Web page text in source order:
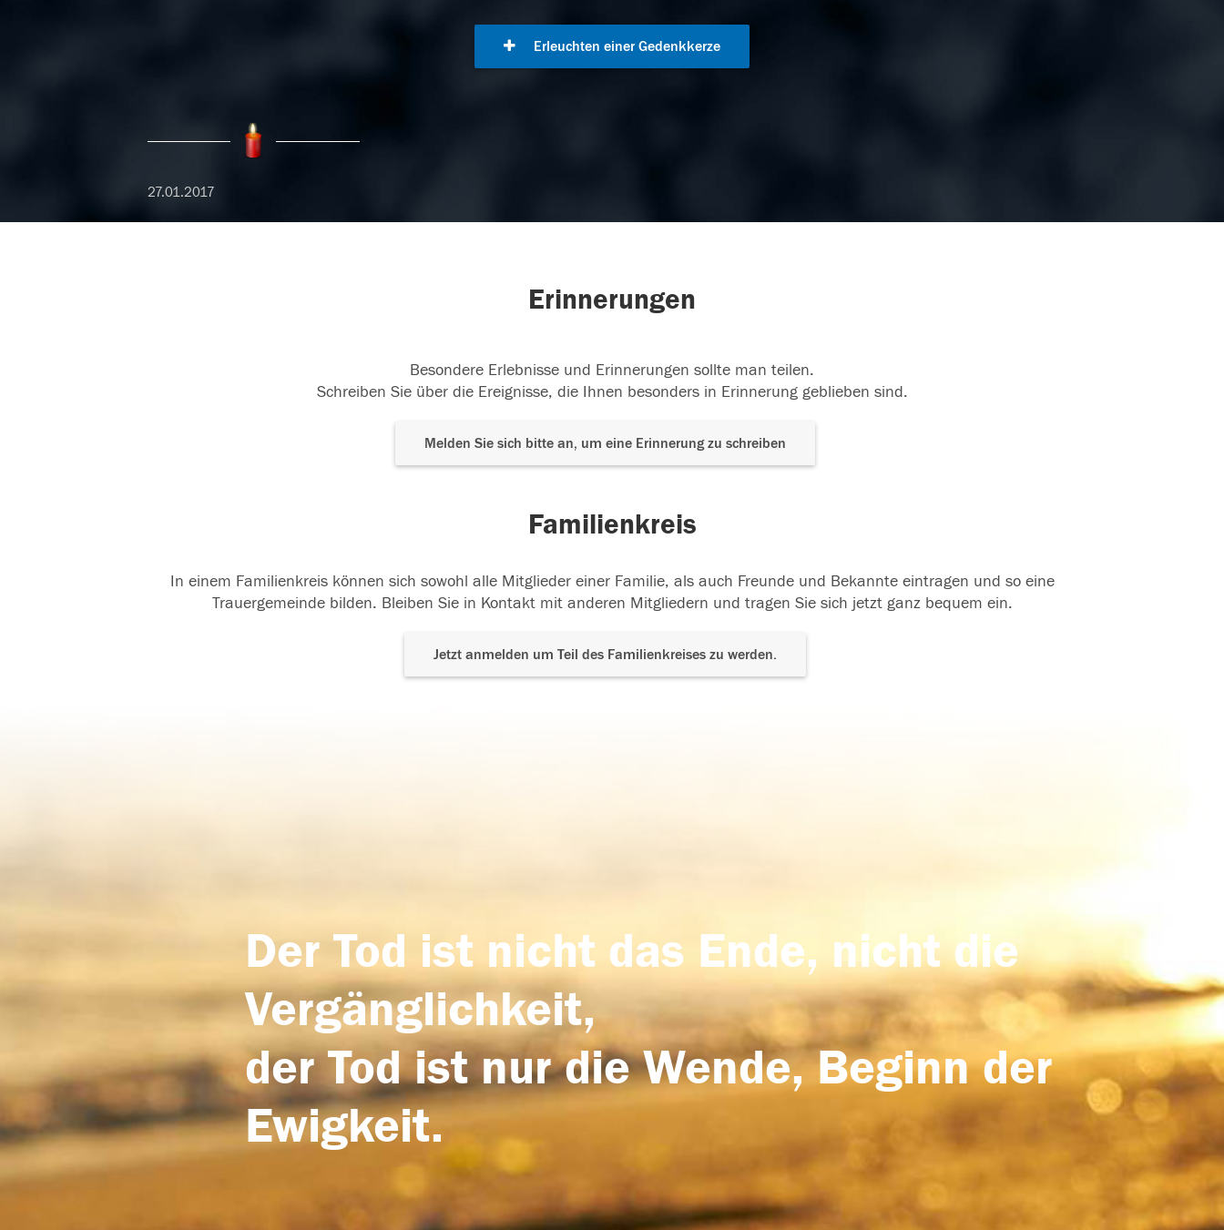
Erleuchten einer Gedenkkerze
27.01.2017
Erinnerungen
Besondere Erlebnisse und Erinnerungen sollte man teilen.
Schreiben Sie über die Ereignisse, die Ihnen besonders in Erinnerung geblieben sind.
Melden Sie sich bitte an, um eine Erinnerung zu schreiben
Familienkreis
In einem Familienkreis können sich sowohl alle Mitglieder einer Familie, als auch Freunde und Bekannte eintragen und so eine
Trauergemeinde bilden. Bleiben Sie in Kontakt mit anderen Mitgliedern und tragen Sie sich jetzt ganz bequem ein.
Jetzt anmelden um Teil des Familienkreises zu werden.
Der Tod ist nicht das Ende, nicht die
Vergänglichkeit,
der Tod ist nur die Wende, Beginn der
Ewigkeit.